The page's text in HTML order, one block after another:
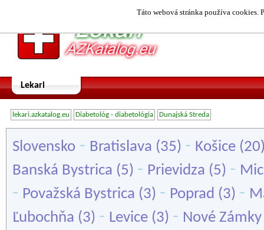
Táto webová stránka používa cookies.
Lekari
lekari.azkatalog.eu Diabetológ - diabetológia Dunajská Streda
Slovensko - Bratislava (35) - Košice
Banská Bystrica (5) - Prievidza (5) -
- Považská Bystrica (3) - Poprad (3) -
Ľubochňa (3) - Levice (3) - Nové Zámky